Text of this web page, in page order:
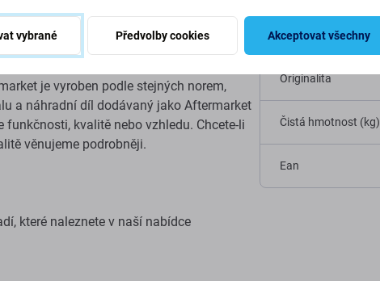
je vyroben podle stejných norem,
a náhradní díl dodávaný jako Aftermarket
kvalitě nebo vzhledu. Chcete-li
věnujeme podrobněji.
které naleznete v naší nabídce
Kategorie
Originalita
Čistá hmotnost (kg)
Ean
vybrané Předvolby cookies Akceptovat všechny